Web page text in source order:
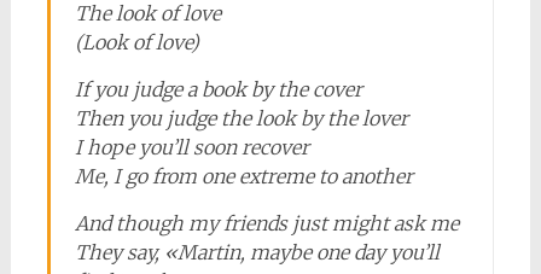
The look of love
(Look of love)
If you judge a book by the cover
Then you judge the look by the lover
I hope you’ll soon recover
Me, I go from one extreme to another
And though my friends just might ask me
They say, «Martin, maybe one day you’ll